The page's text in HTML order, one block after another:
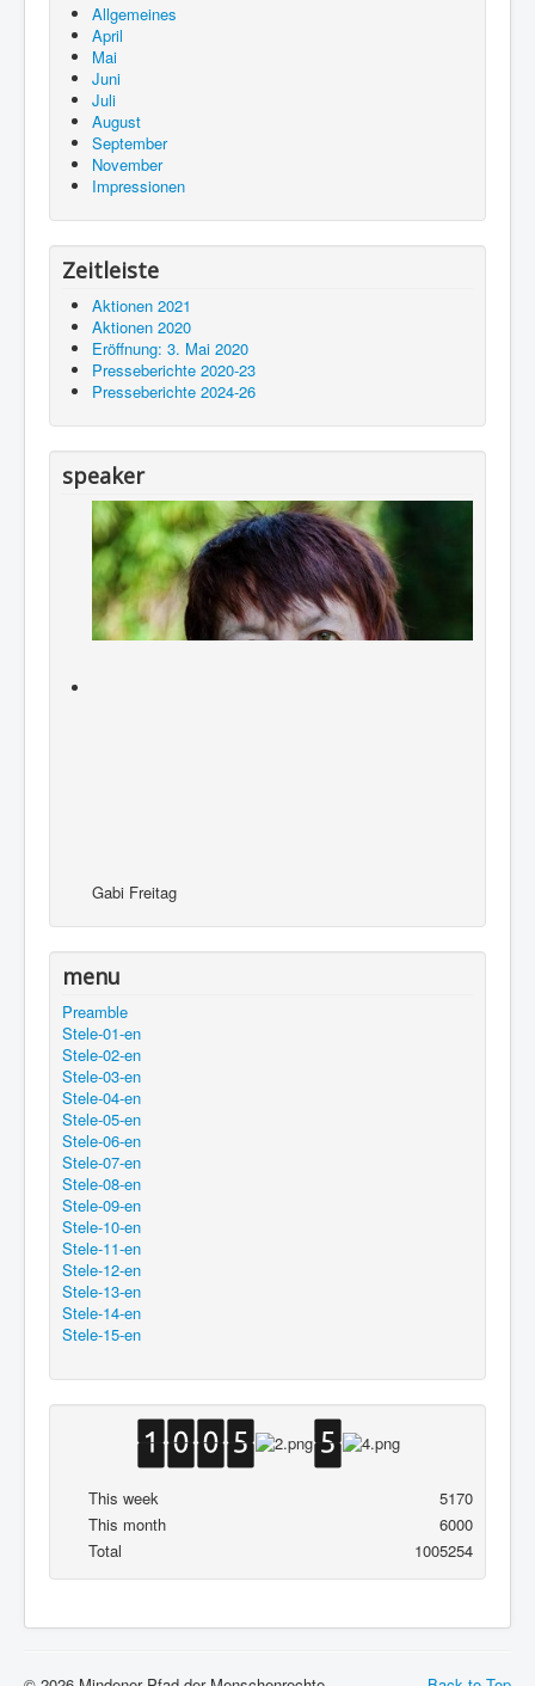
Allgemeines
April
Mai
Juni
Juli
August
September
November
Impressionen
Zeitleiste
Aktionen 2021
Aktionen 2020
Eröffnung: 3. Mai 2020
Presseberichte 2020-23
Presseberichte 2024-26
speaker
Gabi Freitag
menu
Preamble
Stele-01-en
Stele-02-en
Stele-03-en
Stele-04-en
Stele-05-en
Stele-06-en
Stele-07-en
Stele-08-en
Stele-09-en
Stele-10-en
Stele-11-en
Stele-12-en
Stele-13-en
Stele-14-en
Stele-15-en
This week
5170
This month
6000
Total
1005254